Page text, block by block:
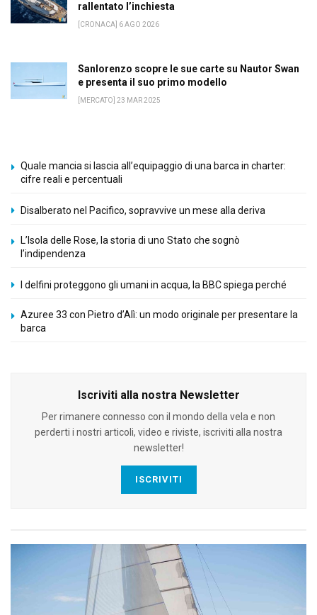
rallentato l’inchiesta
[CRONACA] 6 AGO 2026
Sanlorenzo scopre le sue carte su Nautor Swan
e presenta il suo primo modello
[MERCATO] 23 MAR 2025
Quale mancia si lascia all’equipaggio di una barca in charter:
cifre reali e percentuali
Disalberato nel Pacifico, sopravvive un mese alla deriva
L’Isola delle Rose, la storia di uno Stato che sognò
l’indipendenza
I delfini proteggono gli umani in acqua, la BBC spiega perché
Azuree 33 con Pietro d’Alì: un modo originale per presentare la
barca
Iscriviti alla nostra Newsletter
Per rimanere connesso con il mondo della vela e non
perderti i nostri articoli, video e riviste, iscriviti alla nostra
newsletter!
ISCRIVITI